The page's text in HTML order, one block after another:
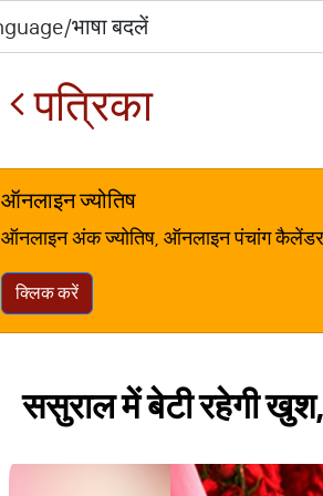
पत्रिका
ऑनलाइन ज्योतिष
ऑनलाइन अंक ज्योतिष, ऑनलाइन पंचांग
क्लिक करें
ससुराल में बेटी रहेगी